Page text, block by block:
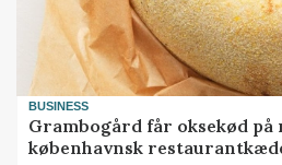
BUSINESS
Grambogård får oksekød på
københavnsk